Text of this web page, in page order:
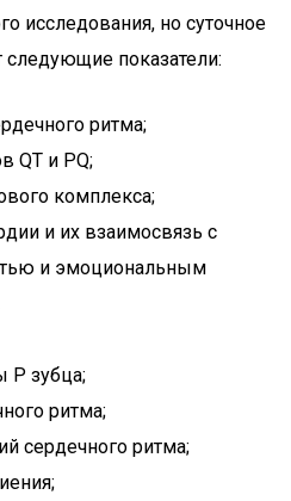
исследования, но суточное
показатели:
ритма;
QT и PQ;
комплекса;
и их взаимосвязь с
и эмоциональным
Р зубца;
ритма;
сердечного ритма;